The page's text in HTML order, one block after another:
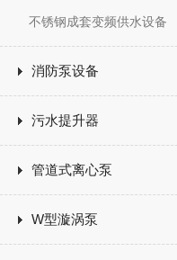
不锈钢成套变频供水设备
消防泵设备
污水提升器
管道式离心泵
W型漩涡泵